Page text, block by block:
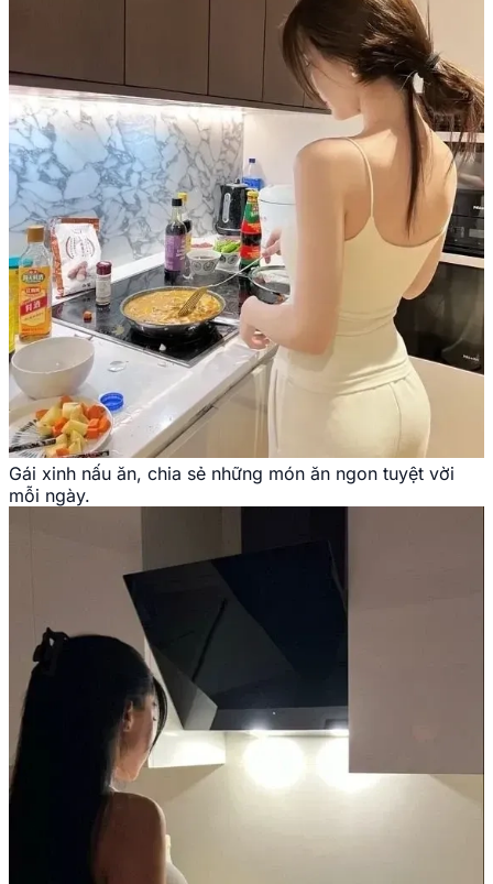
Gái xinh nấu ăn, chia sẻ những món ăn ngon tuyệt vời
mỗi ngày.